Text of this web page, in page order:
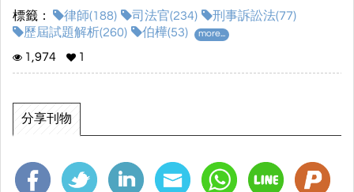
標籤： 律師(188) 司法官(234)
刑事訴訟法(77)
歷屆試題解析(260)
伯樺(53) more...
1,974 1
分享刊物